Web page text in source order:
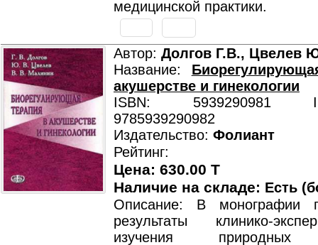
медицинской практики.
Автор: Долгов Г.В., Цвелев
Название:
акушерстве и гинекологии
ISBN: 5939290981
9785939290982
Издательство: Фолиант
Рейтинг:
Цена: 630.00 T
Наличие на складе: Есть
Описание: В монографии
результаты клинико-
изучения природных